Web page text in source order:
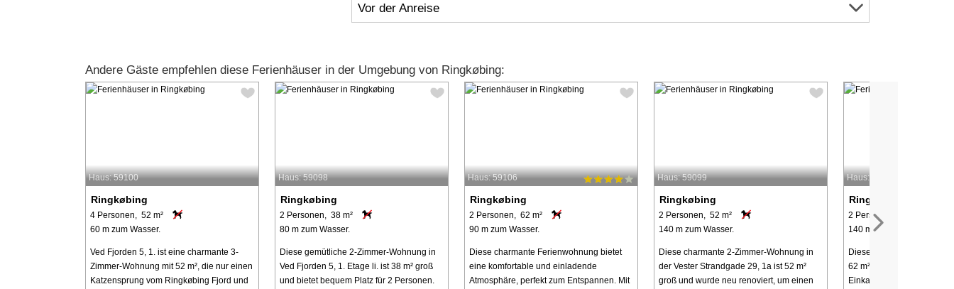
Vor der Anreise
Andere Gäste empfehlen diese Ferienhäuser in der Umgebung von Ringkøbing:
Haus: 59100
Ringkøbing
4 Personen, 52 m²
60 m zum Wasser.
Ved Fjorden 5, 1. ist eine charmante 3-
Zimmer-Wohnung mit 52 m², die nur einen
Katzensprung vom Ringkøbing Fjord und
Haus: 59098
Ringkøbing
2 Personen, 38 m²
80 m zum Wasser.
Diese gemütliche 2-Zimmer-Wohnung in
Ved Fjorden 5, 1. Etage li. ist 38 m² groß
und bietet bequem Platz für 2 Personen.
Haus: 59106
Ringkøbing
2 Personen, 62 m²
90 m zum Wasser.
Diese charmante Ferienwohnung bietet
eine komfortable und einladende
Atmosphäre, perfekt zum Entspannen. Mit
Haus: 59099
Ringkøbing
2 Personen, 52 m²
140 m zum Wasser.
Diese charmante 2-Zimmer-Wohnung in
der Vester Strandgade 29, 1a ist 52 m²
groß und wurde neu renoviert, um einen
Haus: 59102
Ringkøbing
2 Personen, 62 m²
140 m zum Wasser.
Diese charmante 2-
62 m² groß, nur 1 Minute
Einkaufsmöglichkeiten